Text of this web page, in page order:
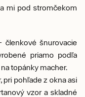
mi pod stromčekom
členkové šnurovacie
priamo podľa
na topánky macher.
pri pohľade z okna asi
vzor a skladné